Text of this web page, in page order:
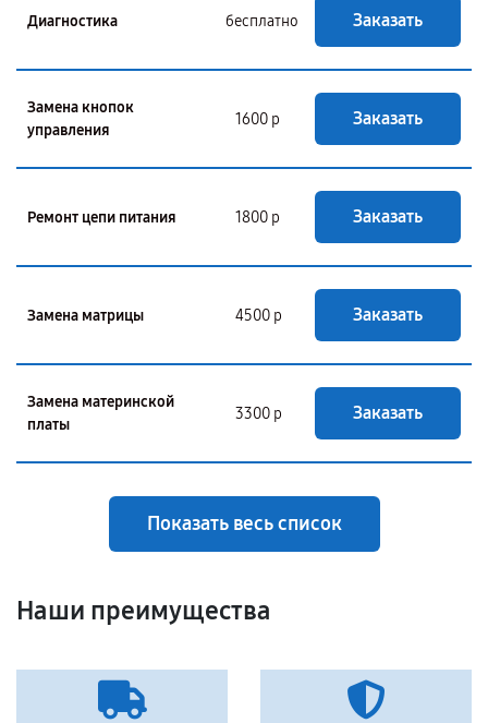
Диагностика бесплатно Заказать
Замена кнопок
управления
1600 р Заказать
Ремонт цепи питания 1800 р Заказать
Замена матрицы 4500 р Заказать
Замена материнской
платы
3300 р Заказать
Показать весь список
Наши преимущества